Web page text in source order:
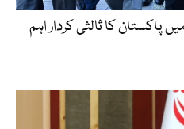
پاکستان کا ثالثی کردار اہم